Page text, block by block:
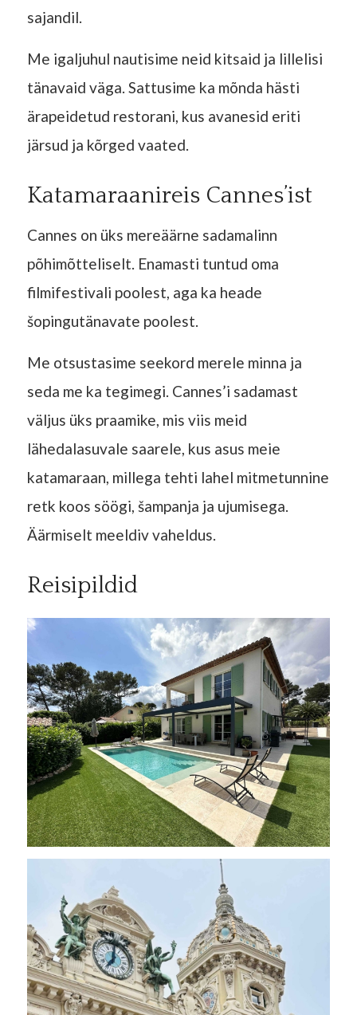
sajandil.
Me igaljuhul nautisime neid kitsaid ja lillelisi
tänavaid väga. Sattusime ka mõnda hästi
ärapeidetud restorani, kus avanesid eriti
järsud ja kõrged vaated.
Katamaraanireis Cannes’ist
Cannes on üks mereäärne sadamalinn
põhimõtteliselt. Enamasti tuntud oma
filmifestivali poolest, aga ka heade
šopingutänavate poolest.
Me otsustasime seekord merele minna ja
seda me ka tegimegi. Cannes’i sadamast
väljus üks praamike, mis viis meid
lähedalasuvale saarele, kus asus meie
katamaraan, millega tehti lahel mitmetunnine
retk koos söögi, šampanja ja ujumisega.
Äärmiselt meeldiv vaheldus.
Reisipildid